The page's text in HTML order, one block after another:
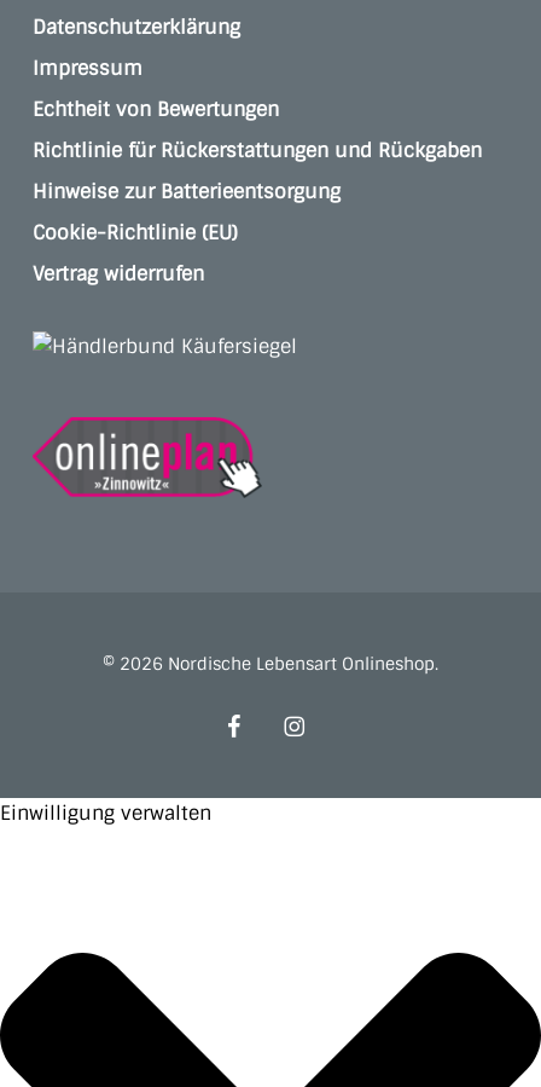
Datenschutzerklärung
Impressum
Echtheit von Bewertungen
Richtlinie für Rückerstattungen und Rückgaben
Hinweise zur Batterieentsorgung
Cookie-Richtlinie (EU)
Vertrag widerrufen
© 2026 Nordische Lebensart Onlineshop.
facebookinstagram
Einwilligung verwalten